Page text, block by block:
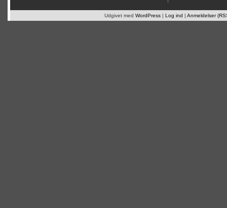
Udgivet med WordPress | Log ind | Anmeldelser